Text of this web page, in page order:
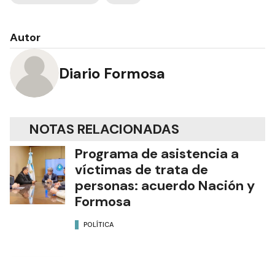
Autor
Diario Formosa
NOTAS RELACIONADAS
Programa de asistencia a
víctimas de trata de
personas: acuerdo Nación y
Formosa
POLÍTICA